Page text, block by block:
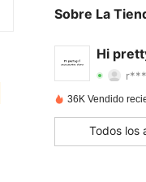
Sobre La
Hi
4,82
4,82
4,82
36K Vendido
Todos los